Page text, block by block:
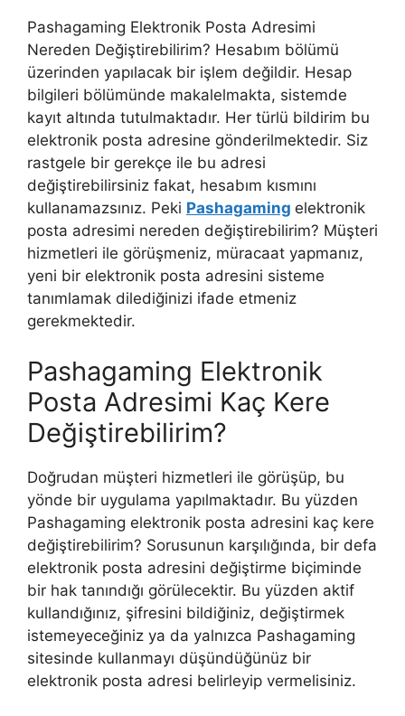
Pashagaming Elektronik Posta Adresimi
Nereden Değiştirebilirim? Hesabım bölümü
üzerinden yapılacak bir işlem değildir. Hesap
bilgileri bölümünde makalelmakta, sistemde
kayıt altında tutulmaktadır. Her türlü bildirim bu
elektronik posta adresine gönderilmektedir. Siz
rastgele bir gerekçe ile bu adresi
değiştirebilirsiniz fakat, hesabım kısmını
kullanamazsınız. Peki Pashagaming elektronik
posta adresimi nereden değiştirebilirim? Müşteri
hizmetleri ile görüşmeniz, müracaat yapmanız,
yeni bir elektronik posta adresini sisteme
tanımlamak dilediğinizi ifade etmeniz
gerekmektedir.
Pashagaming Elektronik
Posta Adresimi Kaç Kere
Değiştirebilirim?
Doğrudan müşteri hizmetleri ile görüşüp, bu
yönde bir uygulama yapılmaktadır. Bu yüzden
Pashagaming elektronik posta adresini kaç kere
değiştirebilirim? Sorusunun karşılığında, bir defa
elektronik posta adresini değiştirme biçiminde
bir hak tanındığı görülecektir. Bu yüzden aktif
kullandığınız, şifresini bildiğiniz, değiştirmek
istemeyeceğiniz ya da yalnızca Pashagaming
sitesinde kullanmayı düşündüğünüz bir
elektronik posta adresi belirleyip vermelisiniz.